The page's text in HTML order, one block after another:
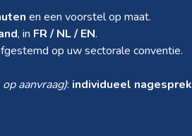
en een voorstel op maat.
, in FR / NL / EN.
op uw sectorale conventie.
aanvraag): individueel nagesprek